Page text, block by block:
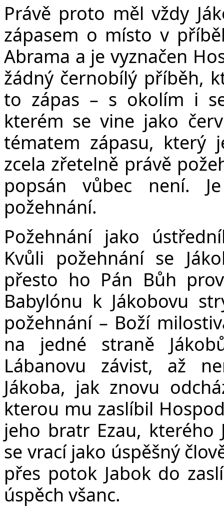
Právě proto měl vždy
zápasem o místo v
Abrama a je vyznačen
žádný černobílý příběh,
to zápas – s okolím i
kterém se vine jako
tématem zápasu, který
zcela zřetelně právě
popsán vůbec není.
požehnání.
Požehnání jako
Kvůli požehnání se
přesto ho Pán Bůh
Babylónu k Jákobovu
požehnání – Boží
na jedné straně
Lábanovu závist, až
Jákoba, jak znovu
kterou mu zaslíbil
jeho bratr Ezau, kterého
se vrací jako úspěšný
přes potok Jabok do
úspěch všanc.